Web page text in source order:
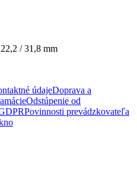
/ 31,8 mm
údajeDoprava a
Odstúpenie od
Povinnosti prevádzkovateľa